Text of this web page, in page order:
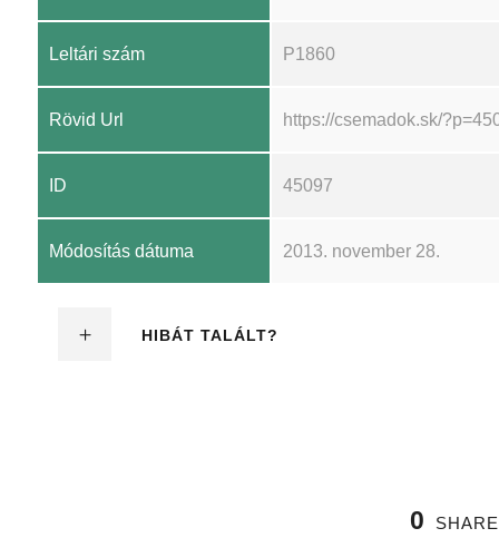
Leltári szám P1860
Rövid Url https://csemadok.sk/
ID 45097
Módosítás dátuma 2013. november 28.
HIBÁT TALÁLT?
0